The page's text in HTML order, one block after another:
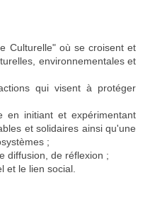
Culturelle" où se croisent et
environnementales et
qui visent à protéger
en initiant et expérimentant
et solidaires ainsi qu'une
;
diffusion, de réflexion ;
et le lien social.